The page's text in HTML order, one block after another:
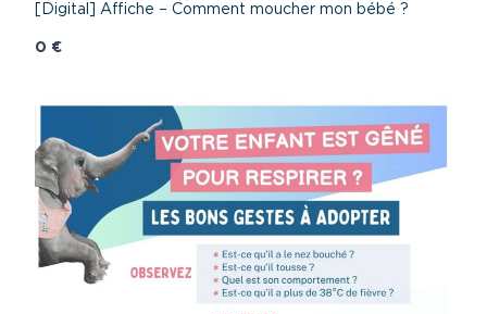
[Digital] Affiche – Comment moucher mon bébé ?
0 €